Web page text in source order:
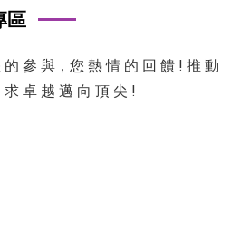
區
的 參 與，您 熱 情 的 回 饋 ! 推 動
求 卓 越 邁 向 頂 尖 !